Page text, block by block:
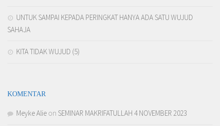
UNTUK SAMPAI KEPADA PERINGKAT HANYA ADA SATU WUJUD
SAHAJA
KITA TIDAK WUJUD (5)
KOMENTAR
Meyke Alie on SEMINAR MAKRIFATULLAH 4 NOVEMBER 2023